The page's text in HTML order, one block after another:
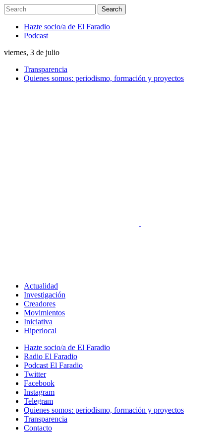
Hazte socio/a de El Faradio
Podcast
viernes, 3 de julio
Transparencia
Quienes somos: periodismo, formación y proyectos
Actualidad
Investigación
Creadores
Movimientos
Iniciativa
Hiperlocal
Hazte socio/a de El Faradio
Radio El Faradio
Podcast El Faradio
Twitter
Facebook
Instagram
Telegram
Quienes somos: periodismo, formación y proyectos
Transparencia
Contacto